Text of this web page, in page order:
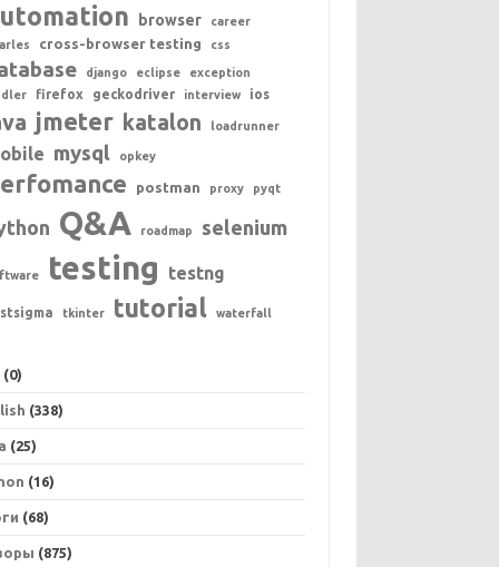
browser
career
cross-browser testing css
django eclipse
exception
firefox geckodriver interview ios
jmeter katalon loadrunner
mysql opkey
postman proxy pyqt
Q&A roadmap selenium
testing testng
tkinter tutorial waterfall
(0)
(338)
(25)
(16)
(68)
(875)